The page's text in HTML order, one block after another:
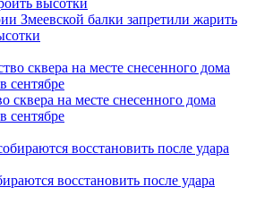
Змеевской балки запретили жарить
сквера на месте снесенного дома
сентябре
восстановить после удара